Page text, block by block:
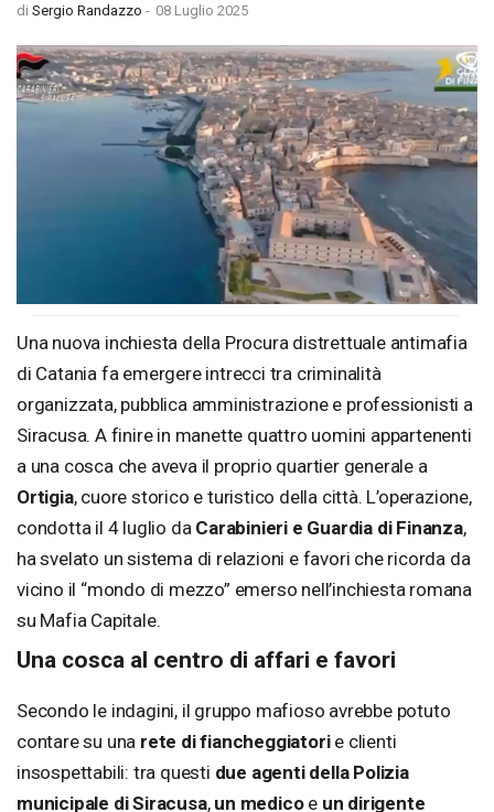
di Sergio Randazzo - 08 Luglio 2025
Una nuova inchiesta della Procura distrettuale antimafia
di Catania fa emergere intrecci tra criminalità
organizzata, pubblica amministrazione e professionisti a
Siracusa. A finire in manette quattro uomini appartenenti
a una cosca che aveva il proprio quartier generale a
Ortigia, cuore storico e turistico della città. L’operazione,
condotta il 4 luglio da Carabinieri e Guardia di Finanza,
ha svelato un sistema di relazioni e favori che ricorda da
vicino il “mondo di mezzo” emerso nell’inchiesta romana
su Mafia Capitale.
Una cosca al centro di affari e favori
Secondo le indagini, il gruppo mafioso avrebbe potuto
contare su una rete di fiancheggiatorie clienti
insospettabili: tra questi due agenti della Polizia
municipale di Siracusa, un medicoe un dirigente